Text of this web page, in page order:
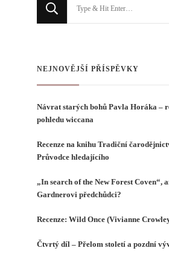
NEJNOVĚJŠÍ PŘÍSPĚVKY
Návrat starých bohů Pavla Horáka –
pohledu wiccana
Recenze na knihu Tradiční
Průvodce hledajícího
„In search of the New Forest Coven“,
Gardnerovi předchůdci?
Recenze: Wild Once (Vivianne
Čtvrtý díl – Přelom století a pozdní